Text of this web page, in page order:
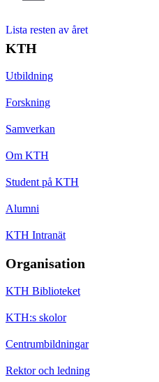
Lista resten av året
KTH
Utbildning
Forskning
Samverkan
Om KTH
Student på KTH
Alumni
KTH Intranät
Organisation
KTH Biblioteket
KTH:s skolor
Centrumbildningar
Rektor och ledning